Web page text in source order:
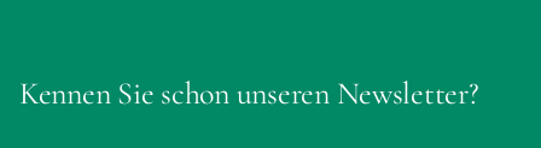
Kennen Sie schon unseren Newsletter?